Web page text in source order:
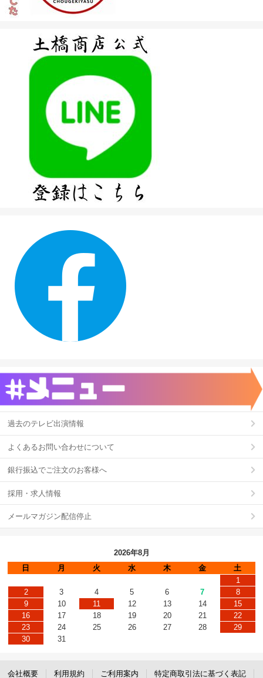
過去のテレビ出演情報
よくあるお問い合わせについて
銀行振込でご注文のお客様へ
採用・求人情報
メールマガジン配信停止
2026年8月
日
月 火 水 木 金
土
1
2
3 4 5 6 7
8
9
10 11 12 13 14
15
16
17 18 19 20 21
22
23
24 25 26 27 28
29
30
31
会社概要 利用規約 ご利用案内 特定商取引法に基づく表記